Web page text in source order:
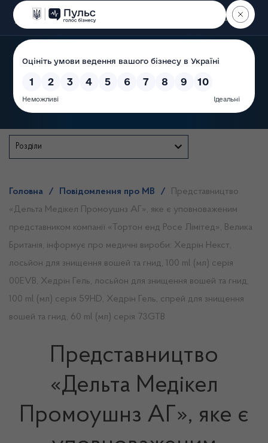
Пошук
Розділи
Головна / Повідомлення про МВ /
Представництво
«Дельта Медікел Промоушнз АГ», яке є уповноваженим
представником компанії «Тортон енд Росе Лімітед», Велика
Британія, інформує про медичні вироби: Хедрін Некст,
лосьйон для знищення вошей та гнид, 100 ml (мл) серія
00EVB, Хедрін Гель, лосьйон для знищення вошей та гнид,
100 ml (мл) серія 59HD, Хедрін Гель, спрей для знищення
вошей та гнид, 60 ml (мл) серія 73GTВ
Представництво
«Дельта Медікел
Промоушнз АГ», яке є